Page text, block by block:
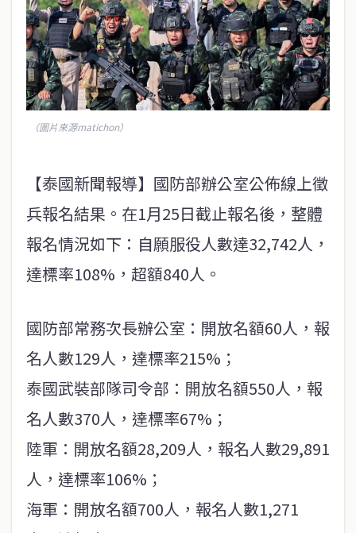
（圖片來源matichon）
【泰國新聞報導】國防部辦公室公佈線上徵
兵報名結果。在1月25日截止報名後，整體
報名情況如下：自願服役人數達32,742人，
達標率108%，超額840人。
國防部常務次長辦公室：開放名額60人，報
名人數129人，達標率215%；
泰國武裝部隊司令部：開放名額550人，報
名人數370人，達標率67%；
陸軍：開放名額28,209人，報名人數29,891
人，達標率106%；
海軍：開放名額700人，報名人數1,271